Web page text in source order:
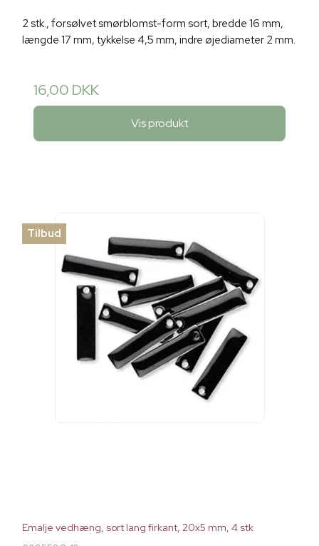
2 stk., forsølvet smørblomst-form sort, bredde 16 mm,
længde 17 mm, tykkelse 4,5 mm, indre øjediameter 2 mm.
16,00 DKK
Vis produkt
Tilbud
Emalje vedhæng, sort lang firkant, 20x5 mm, 4 stk